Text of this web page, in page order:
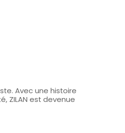
Avec une histoire
ZILAN est devenue